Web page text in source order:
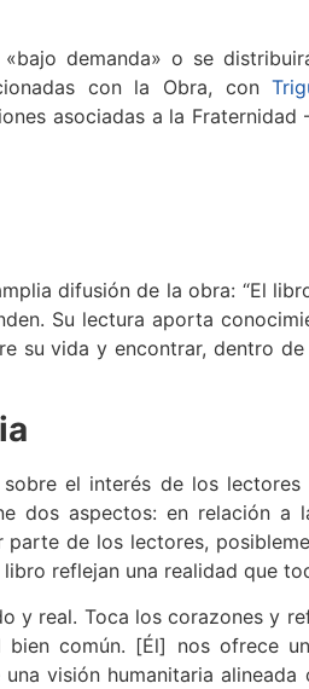
demanda» o se
con la Obra, con
asociadas a la
difusión de la obra: “El
Su lectura aporta
su vida y encontrar, dentro
el interés de los
dos aspectos: en relación
de los lectores,
reflejan una realidad que
y real. Toca los corazones y
común. [Él] nos ofrece
visión humanitaria